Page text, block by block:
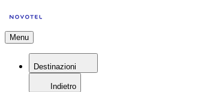
Menu
Destinazioni
Indietro